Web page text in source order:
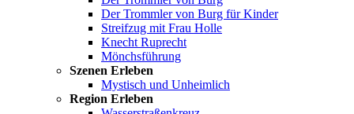
Der Trommler von Burg für Kinder
Streifzug mit Frau Holle
Knecht Ruprecht
Mönchsführung
Szenen Erleben
Mystisch und Unheimlich
Region Erleben